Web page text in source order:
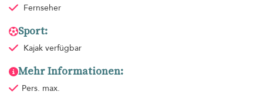
Fernseher
Sport:
Kajak verfügbar
Mehr Informationen:
Pers. max.